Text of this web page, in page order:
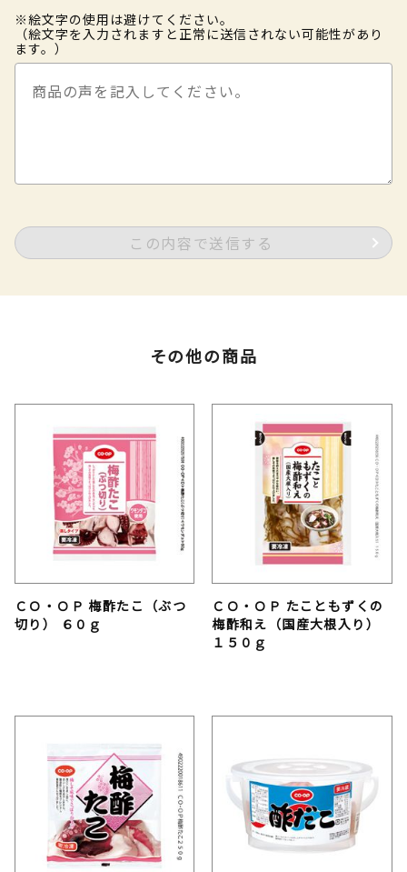
※絵文字の使用は避けてください。
（絵文字を入力されますと正常に送信されない可能性があり
ます。）
この内容で送信する
その他の商品
ＣＯ・ＯＰ 梅酢たこ（ぶつ
切り） ６０ｇ
ＣＯ・ＯＰ たこともずくの
梅酢和え（国産大根入り）
１５０ｇ